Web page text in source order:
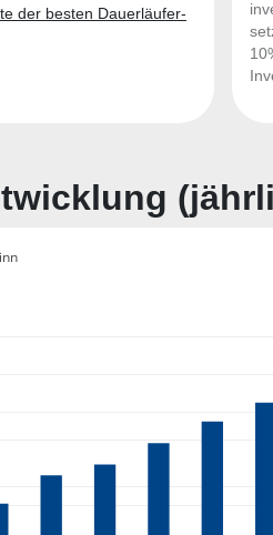
der besten Dauerläufer-